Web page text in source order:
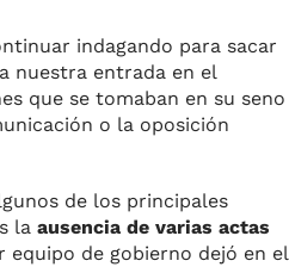
indagando para sacar
nuestra entrada en el
que se tomaban en su seno
o la oposición
de los principales
la ausencia de varias actas
de gobierno dejó en el